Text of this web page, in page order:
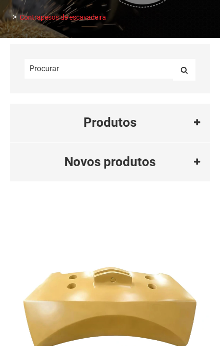
Contrapesos de escavadeira
Produtos
Novos produtos